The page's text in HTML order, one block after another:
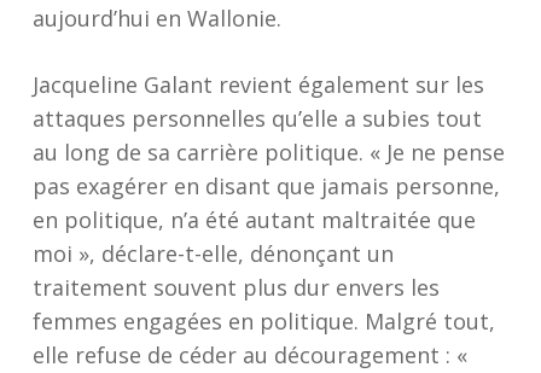
aujourd’hui en Wallonie.
Jacqueline Galant revient également sur les
attaques personnelles qu’elle a subies tout
au long de sa carrière politique. « Je ne pense
pas exagérer en disant que jamais personne,
en politique, n’a été autant maltraitée que
moi », déclare-t-elle, dénonçant un
traitement souvent plus dur envers les
femmes engagées en politique. Malgré tout,
elle refuse de céder au découragement : «